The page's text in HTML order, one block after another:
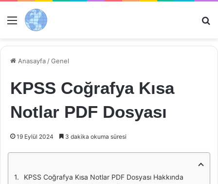
Menü
Anasayfa /Genel
KPSS Coğrafya Kısa
Notlar PDF Dosyası
19 Eylül 2024 3 dakika okuma süresi
KPSS Coğrafya Kısa Notlar PDF Dosyası Hakkında